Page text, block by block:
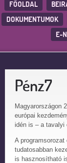
FŐOLDAL
DOKUMENTUMOK
E-
Pénz7
Magyarországon
európai
idén is – a tavalyi
A
tudatosabban
is hasznosítható